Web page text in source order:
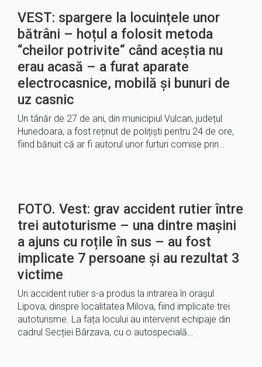
VEST: spargere la locuințele unor
bătrâni – hoțul a folosit metoda
“cheilor potrivite“ când aceștia nu
erau acasă – a furat aparate
electrocasnice, mobilă și bunuri de
uz casnic
Un tânăr de 27 de ani, din municipiul Vulcan, județul
Hunedoara, a fost reținut de polițiști pentru 24 de ore,
fiind bănuit că ar fi autorul unor furturi comise prin…
FOTO. Vest: grav accident rutier între
trei autoturisme – una dintre mașini
a ajuns cu roțile în sus – au fost
implicate 7 persoane și au rezultat 3
victime
Un accident rutier s-a produs la intrarea în orașul
Lipova, dinspre localitatea Milova, fiind implicate trei
autoturisme. La fața locului au intervenit echipaje din
cadrul Secției Bârzava, cu o autospecială…